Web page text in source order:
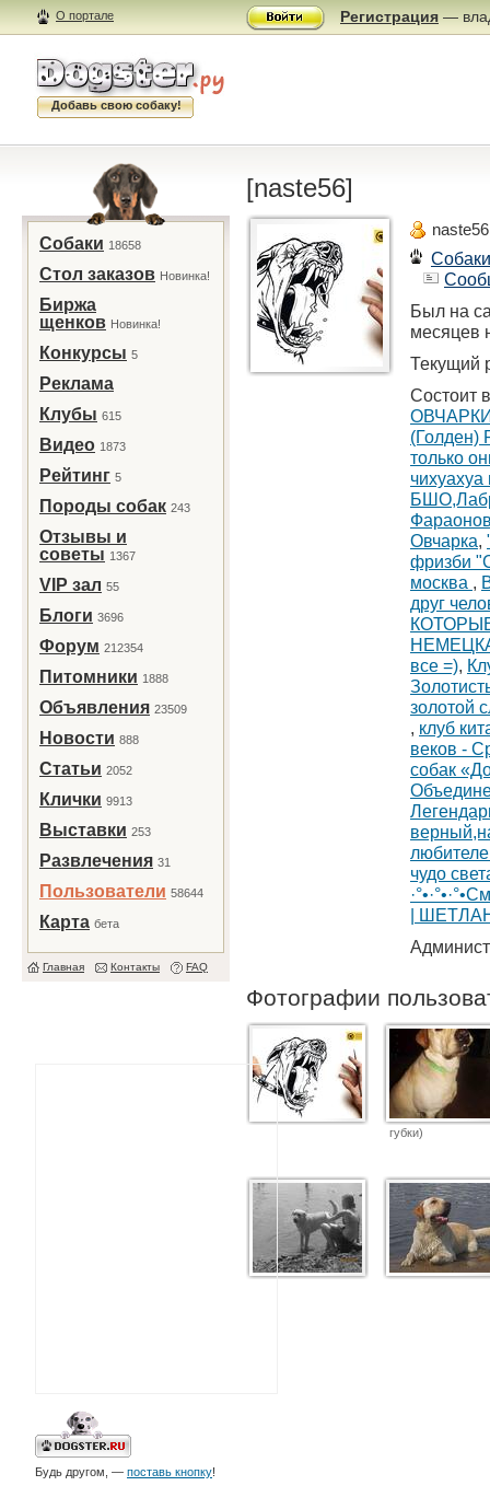
О портале Регистрация —
Добавь свою собаку!
Собаки 18658
Стол заказов Новинка!
Биржа
щенков Новинка!
Конкурсы 5
Реклама
Клубы 615
Видео 1873
Рейтинг 5
Породы собак 243
Отзывы и
советы 1367
VIP зал 55
Блоги 3696
Форум 212354
Питомники 1888
Объявления 23509
Новости 888
Статьи 2052
Клички 9913
Выставки 253
Развлечения 31
Пользователи 58644
Карта бета
Главная Контакты FAQ
Будь другом, — поставь кнопку!
[naste56]
Собаки
Был на
месяцев
Текущий
Состоит
только
чихуахуа
Овчарка,
фризби
москва ,
друг
все =),
золотой
, клуб
веков -
собак
чудо
|
Фотографии
губки)